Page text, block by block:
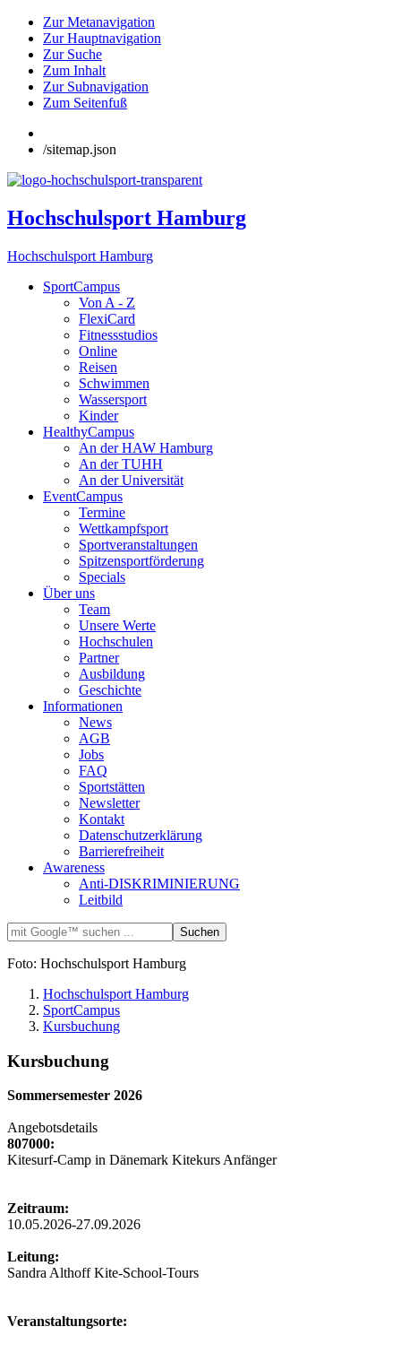
Zur Metanavigation
Zur Hauptnavigation
Zur Suche
Zum Inhalt
Zur Subnavigation
Zum Seitenfuß
/sitemap.json
Hochschulsport Hamburg
Hochschulsport Hamburg
SportCampus
Von A - Z
FlexiCard
Fitnessstudios
Online
Reisen
Schwimmen
Wassersport
Kinder
HealthyCampus
An der HAW Hamburg
An der TUHH
An der Universität
EventCampus
Termine
Wettkampfsport
Sportveranstaltungen
Spitzensportförderung
Specials
Über uns
Team
Unsere Werte
Hochschulen
Partner
Ausbildung
Geschichte
Informationen
News
AGB
Jobs
FAQ
Sportstätten
Newsletter
Kontakt
Datenschutzerklärung
Barrierefreiheit
Awareness
Anti-DISKRIMINIERUNG
Leitbild
Foto: Hochschulsport Hamburg
Hochschulsport Hamburg
SportCampus
Kursbuchung
Kursbuchung
Sommersemester 2026
Angebotsdetails
807000:
Kitesurf-Camp in Dänemark Kitekurs Anfänger
Zeitraum:
10.05.2026-27.09.2026
Leitung:
Sandra Althoff Kite-School-Tours
Veranstaltungsorte: